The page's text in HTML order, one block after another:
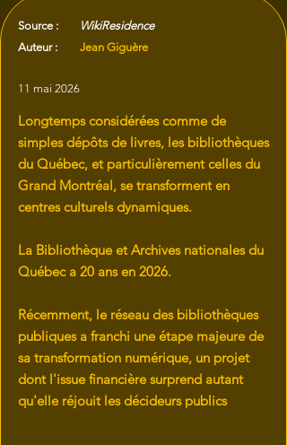
Source :
WikiResidence
Auteur :
Jean Giguère
11 mai 2026
Longtemps considérées comme de
simples dépôts de livres, les bibliothèques
du Québec, et particulièrement celles du
Grand Montréal, se transforment en
centres culturels dynamiques.
La Bibliothèque et Archives nationales du
Québec a 20 ans en 2026.
Récemment, le réseau des bibliothèques
publiques a franchi une étape majeure de
sa transformation numérique, un projet
dont l'issue financière surprend autant
qu'elle réjouit les décideurs publics